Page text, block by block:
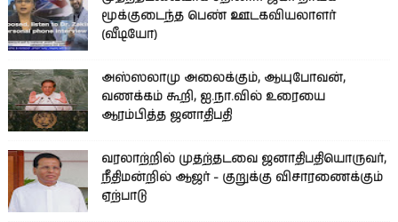
மூக்குடைந்த பெண் ஊடகவியலாளர்
(வீடியோ)
அஸ்ஸலாமு அலைக்கும், ஆயுபோவன்,
வணக்கம் கூறி, ஐ.நா.வில் உரையை
ஆரம்பித்த ஜனாதிபதி
வரலாற்றில் முதற்தடவை ஜனாதிபதியொருவர்,
நீதிமன்றில் ஆஜர் - குறுக்கு விசாரணைக்கும்
ஏற்பாடு